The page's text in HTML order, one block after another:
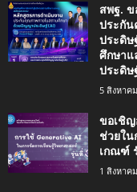
สพฐ.
ประกั
ประดิษ
ศึกษาแ
ประดิษ
5 สิงหาค
ขอเชิญ
ช่วยใน
เกณฑ์
1 สิงหาค